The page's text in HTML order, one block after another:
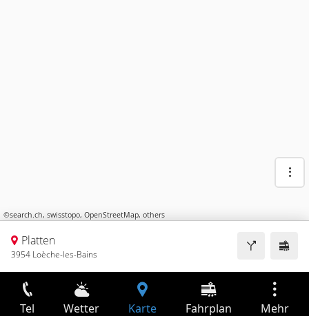
©search.ch, swisstopo, OpenStreetMap, others
Platten
3954 Loèche-les-Bains
Tel Wetter Karte Fahrplan Mehr